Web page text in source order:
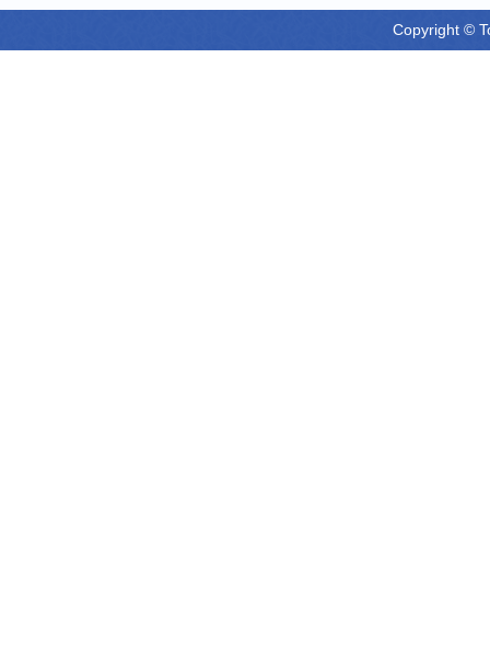
Copyright ©